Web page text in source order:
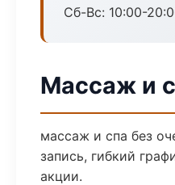
Сб-Вс: 10:00-
Массаж и
массаж и спа без
запись, гибкий
акции.